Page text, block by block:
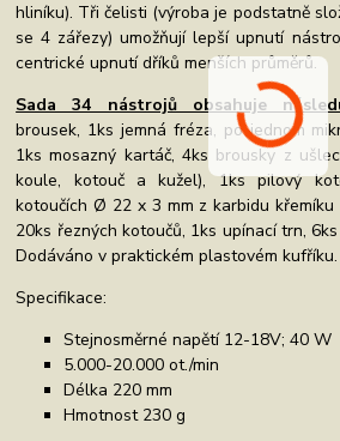
hliníku). Tři čelisti (výroba je podstatně
se 4 zářezy) umožňují lepší upnutí
centrické upnutí dříků menších průměrů.
Sada 34 nástrojů obsahuje
brousek, 1ks jemná fréza, po jednom
1ks mosazný kartáč, 4ks brousky z
koule, kotouč a kužel), 1ks pilový
kotoučích Ø 22 x 3 mm z karbidu
20ks řezných kotoučů, 1ks upínací trn,
Dodáváno v praktickém plastovém kufříku.
Specifikace:
Stejnosměrné napětí 12-18V; 40 W
5.000-20.000 ot./min
Délka 220 mm
Hmotnost 230 g